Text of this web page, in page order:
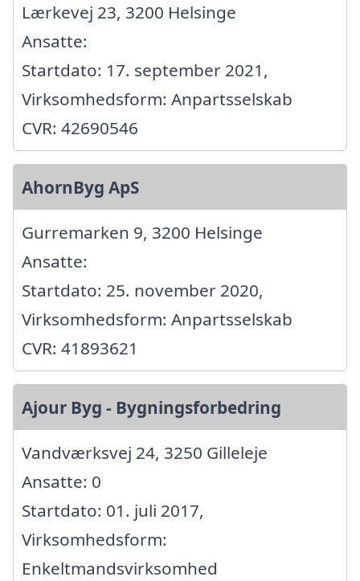
Lærkevej 23, 3200 Helsinge
Ansatte:
Startdato: 17. september 2021,
Virksomhedsform: Anpartsselskab
CVR: 42690546
AhornByg ApS
Gurremarken 9, 3200 Helsinge
Ansatte:
Startdato: 25. november 2020,
Virksomhedsform: Anpartsselskab
CVR: 41893621
Ajour Byg - Bygningsforbedring
Vandværksvej 24, 3250 Gilleleje
Ansatte: 0
Startdato: 01. juli 2017,
Virksomhedsform:
Enkeltmandsvirksomhed